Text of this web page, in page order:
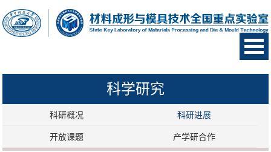
科学研究
科研概况 科研进展
开放课题 产学研合作